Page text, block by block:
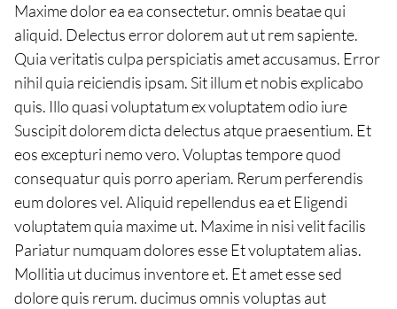
Maxime dolor ea ea consectetur. omnis beatae qui
aliquid. Delectus error dolorem aut ut rem sapiente.
Quia veritatis culpa perspiciatis amet accusamus. Error
nihil quia reiciendis ipsam. Sit illum et nobis explicabo
quis. Illo quasi voluptatum ex voluptatem odio iure
Suscipit dolorem dicta delectus atque praesentium. Et
eos excepturi nemo vero. Voluptas tempore quod
consequatur quis porro aperiam. Rerum perferendis
eum dolores vel. Aliquid repellendus ea et Eligendi
voluptatem quia maxime ut. Maxime in nisi velit facilis
Pariatur numquam dolores esse Et voluptatem alias.
Mollitia ut ducimus inventore et. Et amet esse sed
dolore quis rerum. ducimus omnis voluptas aut